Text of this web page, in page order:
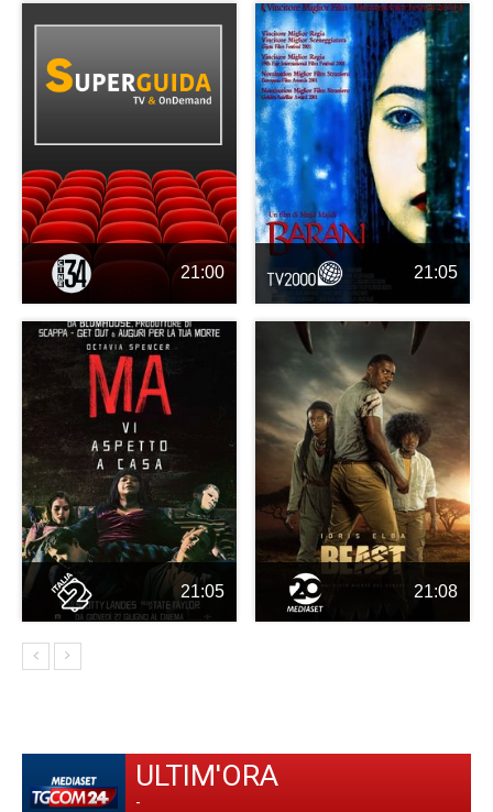
21:00 21:05
21:05 21:08
ULTIM'ORA
-